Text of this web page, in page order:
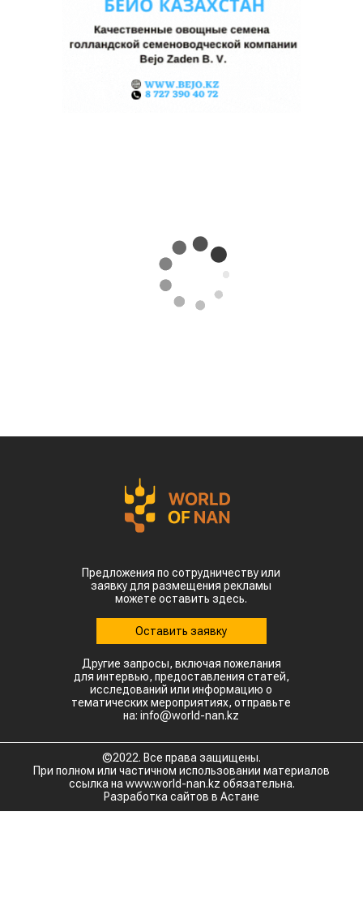
Предложения по сотрудничеству или
заявку для размещения рекламы
можете оставить здесь.
Оставить заявку
Другие запросы, включая пожелания
для интервью, предоставления статей,
исследований или информацию о
тематических мероприятиях, отправьте
на: info@world-nan.kz
©2022. Все права защищены.
При полном или частичном использовании материалов
ссылка на www.world-nan.kz обязательна.
Разработка сайтов в Астане